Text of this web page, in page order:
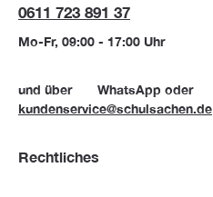
0611 723 891 37
Mo-Fr, 09:00 - 17:00 Uhr
und über WhatsApp oder
kundenservice@schulsachen.de
Rechtliches